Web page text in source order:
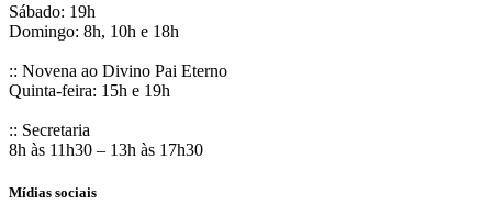
Sábado: 19h
Domingo: 8h, 10h e 18h
:: Novena ao Divino Pai Eterno
Quinta-feira: 15h e 19h
:: Secretaria
8h às 11h30 – 13h às 17h30
Mídias sociais